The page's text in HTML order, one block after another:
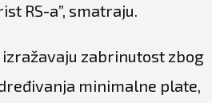
RS-a”, smatraju.
zabrinutost zbog
minimalne plate,